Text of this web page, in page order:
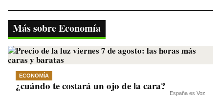
bo
ok
tte
r
ts
A
pp
gr
a
m
y
Li
nk
Más sobre Economía
ECONOMÍA
¿cuándo te costará un ojo de la cara?
España es Voz